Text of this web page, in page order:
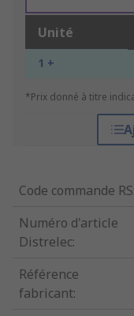
Unité
1 +
*Prix donné à titre
Code commande RS
Numéro d'article
Distrelec:
Référence
fabricant: